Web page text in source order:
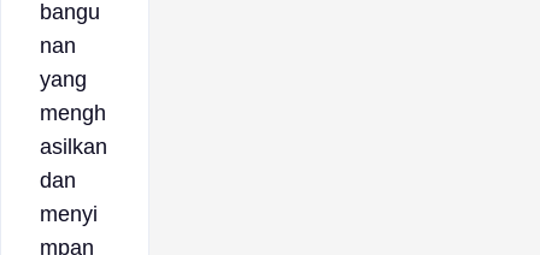
bangu
nan
yang
mengh
asilkan
dan
menyi
mpan